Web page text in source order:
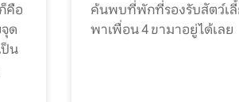
คือ
ด
ป็น
ค้นพบที่พักที่รองรับสัตว์เลี้
พาเพื่อน 4 ขามาอยู่ได้เลย